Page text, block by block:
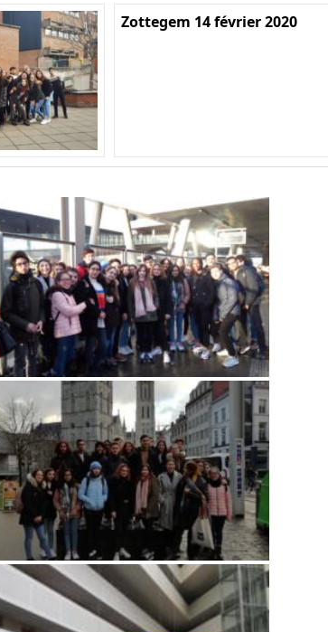
Zottegem 14 février 2020